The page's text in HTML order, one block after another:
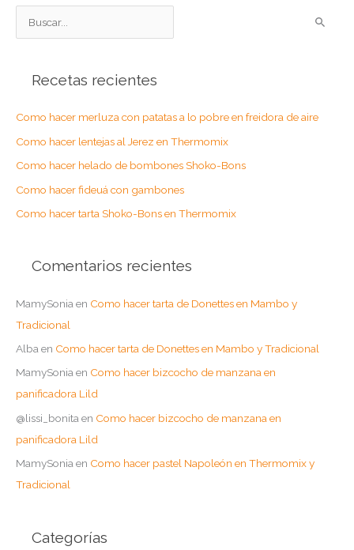
u
r
p
o
r
Recetas recientes
Como hacer merluza con patatas a lo pobre en freidora de aire
Como hacer lentejas al Jerez en Thermomix
Como hacer helado de bombones Shoko-Bons
Como hacer fideuá con gambones
Como hacer tarta Shoko-Bons en Thermomix
Comentarios recientes
MamySonia en Como hacer tarta de Donettes en Mambo y
Tradicional
Alba en Como hacer tarta de Donettes en Mambo y Tradicional
MamySoniaen Como hacer bizcocho de manzana en
panificadora Lild
@lissi_bonita en Como hacer bizcocho de manzana en
panificadora Lild
MamySoniaen Como hacer pastel Napoleón en Thermomix y
Tradicional
Categorías